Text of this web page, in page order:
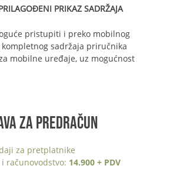
PRIKAZ SADRŽAJA
pristupiti i preko mobilnog
sadržaja priručnika
mobilne uređaje, uz mogućnost
ZA PREDRAČUN
za pretplatnike
računovodstvo: 14.900 + PDV